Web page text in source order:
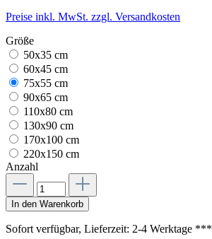
Preise inkl. MwSt. zzgl. Versandkosten
Größe
50x35 cm
60x45 cm
75x55 cm
90x65 cm
110x80 cm
130x90 cm
170x100 cm
220x150 cm
Anzahl
In den Warenkorb
Sofort verfügbar, Lieferzeit: 2-4 Werktage ***